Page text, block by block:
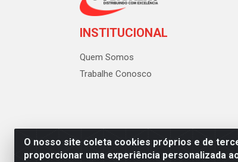
O nosso site coleta cookies próprios e de
proporcionar uma experiência personalizada
INSTITUCIONAL
Quem Somos
Trabalhe Conosco